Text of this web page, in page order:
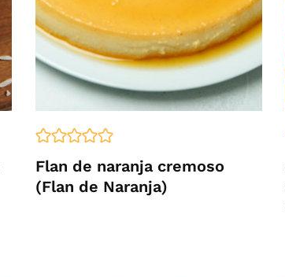
Flan de naranja cremoso
(Flan de Naranja)